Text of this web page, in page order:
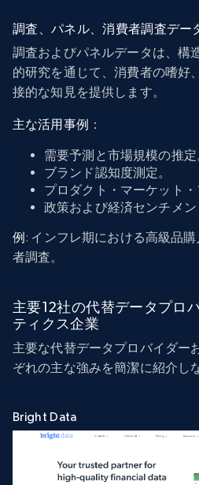
調査、パネル、消費者調査デー
調査およびパネルデータは、構
的研究を通じて、消費者の嗜好
接的な知見を提供します。
主な活用事例 ：
需要予測と市場規模の推定
ブランド認知度測定。
プロダクト・マーケット・
政策および経済センチメン
例: インフレ期における高級品
者調査。
主要12社の代替データプロ
ティクス企業
主要な代替データプロバイダー
ぞれの主な強みを簡潔に紹介し
Bright Data